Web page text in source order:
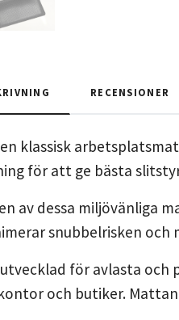
RECENSIONER
en klassisk
för att ge bästa
av dessa miljövänliga
snubbelrisken
för avlasta
och butiker.